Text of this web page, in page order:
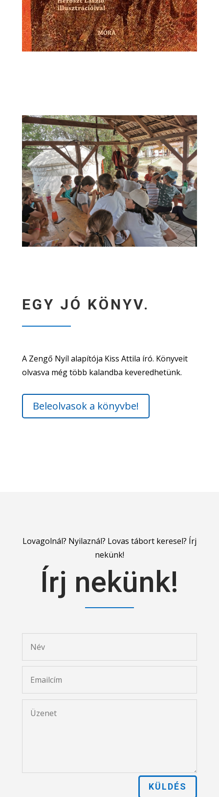
EGY JÓ KÖNYV.
A Zengő Nyíl alapítója Kiss Attila író. Könyveit
olvasva még több kalandba keveredhetünk.
Beleolvasok a könyvbe!
Lovagolnál? Nyilaznál? Lovas tábort keresel? Írj
nekünk!
Írj nekünk!
KÜLDÉS